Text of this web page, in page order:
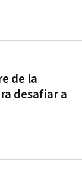
de la
desafiar a